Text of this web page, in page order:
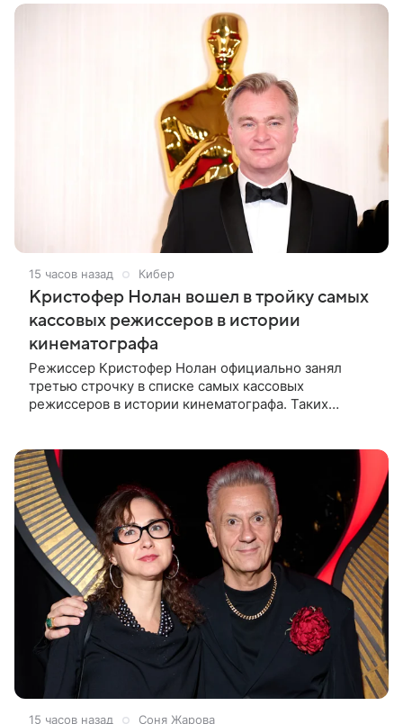
15 часов назад Кибер
Кристофер Нолан вошел в тройку самых
кассовых режиссеров в истории
кинематографа
Режиссер Кристофер Нолан официально занял
третью строчку в списке самых кассовых
режиссеров в истории кинематографа. Таких
15 часов назад Соня Жарова